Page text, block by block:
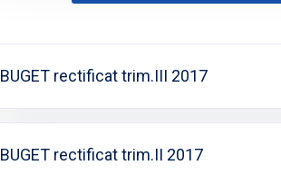
BUGET rectificat trim.III 2017
BUGET rectificat trim.II 2017